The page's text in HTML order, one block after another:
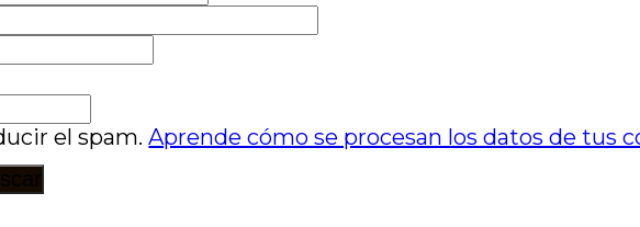
el spam.Aprende cómo se procesan los datos de tus